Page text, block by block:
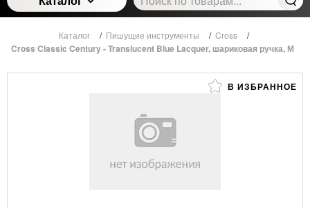
Каталог / Пишущие инструменты / Cross /
Cross Classic Century - Translucent Blue Lacquer, шариковая ручка, М
В ИЗБРАННОЕ